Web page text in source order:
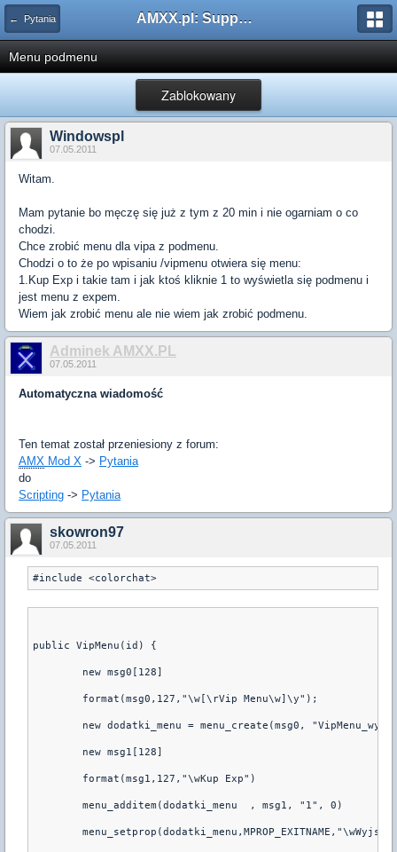
← Pytania AMXX.pl: Support AMX Mod X i SourceMod
Menu podmenu
Zablokowany
Windowspl
07.05.2011
Witam.
Mam pytanie bo męczę się już z tym z 20 min i nie ogarniam o co
chodzi.
Chce zrobić menu dla vipa z podmenu.
Chodzi o to że po wpisaniu /vipmenu otwiera się menu:
1.Kup Exp i takie tam i jak ktoś kliknie 1 to wyświetla się podmenu i
jest menu z expem.
Wiem jak zrobić menu ale nie wiem jak zrobić podmenu.
Adminek AMXX.PL
07.05.2011
Automatyczna wiadomość
Ten temat został przeniesiony z forum:
AMX Mod X -> Pytania
do
Scripting -> Pytania
skowron97
07.05.2011
public VipMenu(id) {
	new msg0[128]
	format(msg0,127,"\w[\rVip Menu\w]\y");
new dodatki_menu = menu_create(msg0,
	new msg1[128]
	format(msg1,127,"\wKup Exp")
	menu_additem(dodatki_menu  , msg1, "1", 0)